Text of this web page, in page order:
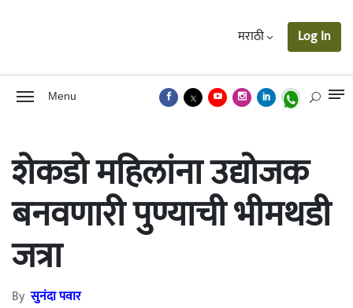
मराठी Log In
Menu
शेकडो महिलांना उद्योजक
बनवणारी पुण्याची भीमथडी
जत्रा
Byसुनंदा पवार